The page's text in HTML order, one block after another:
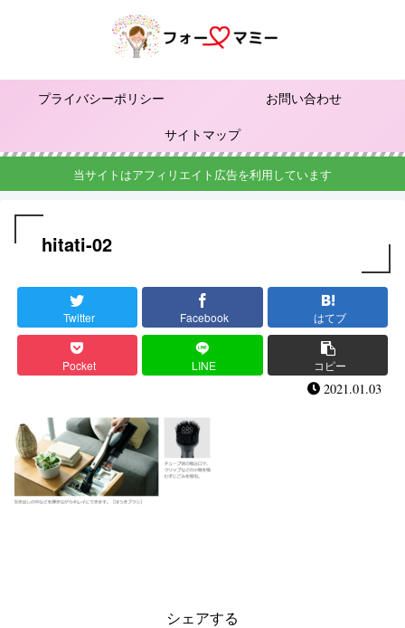
プライバシーポリシー
お問い合わせ
サイトマップ
当サイトはアフィリエイト広告を利用しています
hitati-02
Twitter Facebook はてブ
Pocket LINE コピー
2021.01.03
シェアする